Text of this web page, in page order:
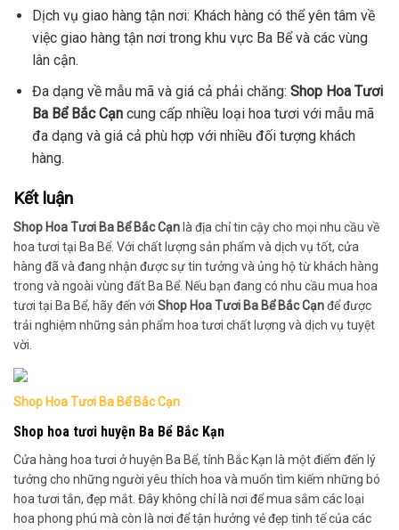
Dịch vụ giao hàng tận nơi: Khách hàng có thể yên tâm về
việc giao hàng tận nơi trong khu vực Ba Bể và các vùng
lân cận.
Đa dạng về mẫu mã và giá cả phải chăng: Shop Hoa Tươi
Ba Bể Bắc Cạncung cấp nhiều loại hoa tươi với mẫu mã
đa dạng và giá cả phù hợp với nhiều đối tượng khách
hàng.
Kết luận
Shop Hoa Tươi Ba Bể Bắc Cạn là địa chỉ tin cậy cho mọi nhu cầu về
hoa tươi tại Ba Bể. Với chất lượng sản phẩm và dịch vụ tốt, cửa
hàng đã và đang nhận được sự tin tưởng và ủng hộ từ khách hàng
trong và ngoài vùng đất Ba Bể. Nếu bạn đang có nhu cầu mua hoa
tươi tại Ba Bể, hãy đến với Shop Hoa Tươi Ba Bể Bắc Cạnđể được
trải nghiệm những sản phẩm hoa tươi chất lượng và dịch vụ tuyệt
vời.
Shop Hoa Tươi Ba Bể Bắc Cạn
Shop hoa tươi huyện Ba Bể Bắc Kạn
Cửa hàng hoa tươi ở huyện Ba Bể, tỉnh Bắc Kạn là một điểm đến lý
tưởng cho những người yêu thích hoa và muốn tìm kiếm những bó
hoa tươi tắn, đẹp mắt. Đây không chỉ là nơi để mua sắm các loại
hoa phong phú mà còn là nơi để tận hưởng vẻ đẹp tinh tế của các